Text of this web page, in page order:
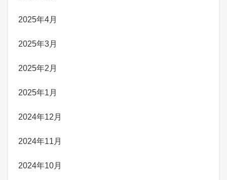
2025年4月
2025年3月
2025年2月
2025年1月
2024年12月
2024年11月
2024年10月